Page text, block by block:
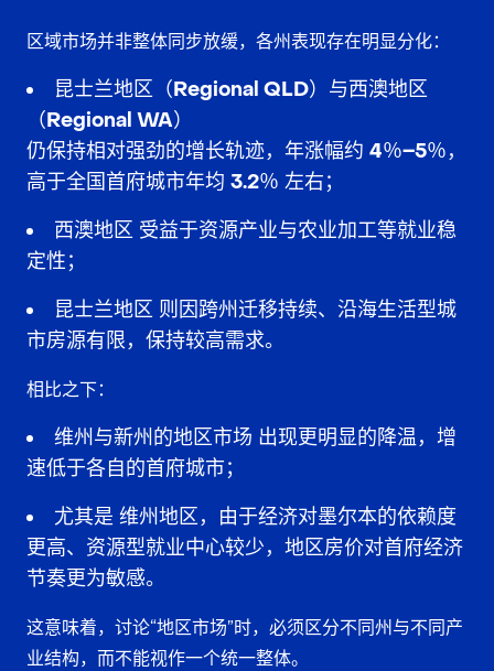
区域市场并非整体同步放缓，各州表现存在明显分化：
昆士兰地区（Regional QLD）与西澳地区
（Regional WA）
仍保持相对强劲的增长轨迹，年涨幅约 4％–5％，
高于全国首府城市年均 3.2％ 左右；
西澳地区 受益于资源产业与农业加工等就业稳
定性；
昆士兰地区 则因跨州迁移持续、沿海生活型城
市房源有限，保持较高需求。
相比之下：
维州与新州的地区市场 出现更明显的降温，增
速低于各自的首府城市；
尤其是 维州地区，由于经济对墨尔本的依赖度
更高、资源型就业中心较少，地区房价对首府经济
节奏更为敏感。
这意味着，讨论“地区市场”时，必须区分不同州与不同产
业结构，而不能视作一个统一整体。